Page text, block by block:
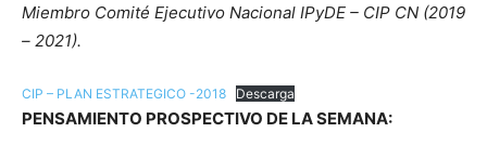
Miembro Comité Ejecutivo Nacional IPyDE – CIP CN (2019
– 2021).
CIP – PLAN ESTRATEGICO -2018 Descarga
PENSAMIENTO PROSPECTIVO DE LA SEMANA: